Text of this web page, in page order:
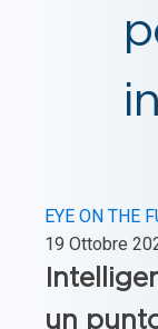
EYE ON THE
19 Ottobre
un